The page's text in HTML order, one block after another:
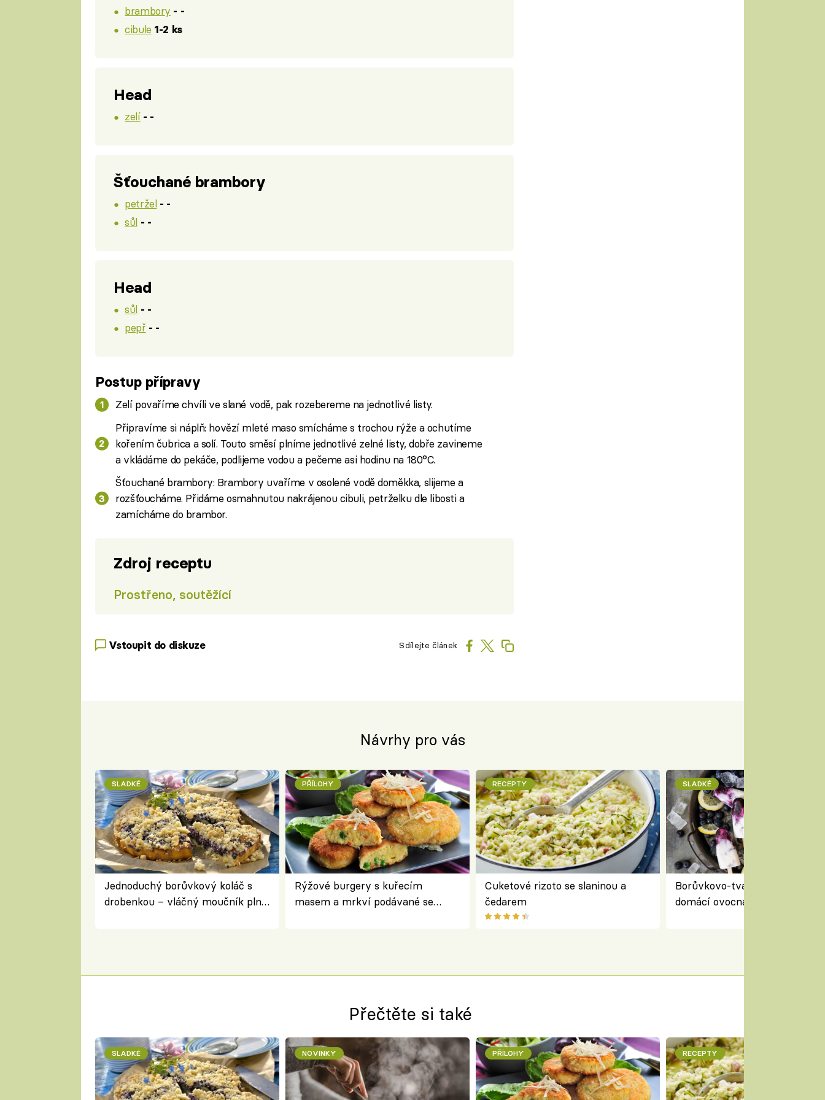
brambory - -
cibule 1-2 ks
Head
zelí - -
Šťouchané brambory
petržel - -
sůl - -
Head
sůl - -
pepř - -
Postup přípravy
Zelí povaříme chvíli ve slané vodě, pak rozebereme na jednotlivé listy.
Připravíme si náplň: hovězí mleté maso smícháme s trochou rýže a ochutíme
kořením čubrica a solí. Touto směsí plníme jednotlivé zelné listy, dobře zavineme
a vkládáme do pekáče, podlijeme vodou a pečeme asi hodinu na 180°C.
Šťouchané brambory: Brambory uvaříme v osolené vodě doměkka, slijeme a
rozšťoucháme. Přidáme osmahnutou nakrájenou cibuli, petrželku dle libosti a
zamícháme do brambor.
Zdroj receptu
Prostřeno, soutěžící
Vstoupit do diskuze Sdílejte článek
Návrhy pro vás
SLADKÉ
Jednoduchý borůvkový koláč s
drobenkou – vláčný moučník plný
PŘÍLOHY
Rýžové burgery s kuřecím
masem a mrkví podávané se
RECEPTY
Cuketové rizoto se slaninou a
čedarem
SLADKÉ
Borůvkovo-tvarohové nanuky
domácí ovocná zmrzlina na
Přečtěte si také
SLADKÉ NOVINKY PŘÍLOHY RECEPTY